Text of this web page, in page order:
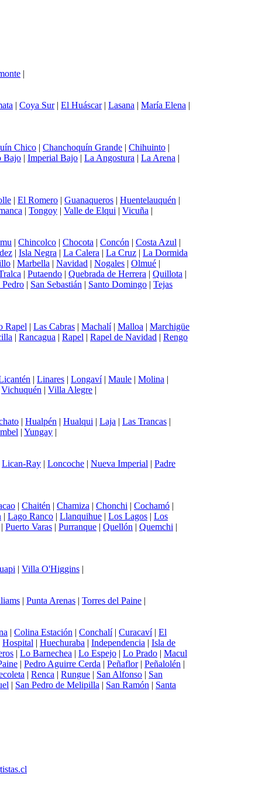
|
| Coya Sur| El Huáscar| Lasana | María Elena |
Chico | Chanchoquín Grande | Chihuinto |
Bajo | Imperial Bajo | La Angostura | La Arena |
| El Romero | Guanaqueros | Huentelauquén |
| Tongoy | Valle de Elqui | Vicuña |
| Chincolco | Chocota | Concón | Costa Azul |
| Isla Negra | La Calera | La Cruz | La Dormida
| Marbella | Navidad | Nogales | Olmué |
| Putaendo | Quebrada de Herrera | Quillota |
Pedro | San Sebastián | Santo Domingo | Tejas
Rapel | Las Cabras | Machalí| Malloa | Marchigüe
| Rancagua | Rapel | Rapel de Navidad | Rengo
| Linares | Longaví| Maule | Molina |
Vichuquén | Villa Alegre |
| Hualpén | Hualqui | Laja | Las Trancas |
| Yungay |
Lican-Ray | Loncoche | Nueva Imperial | Padre
| Chaitén | Chamiza | Chonchi | Cochamó |
| Lago Ranco | Llanquihue | Los Lagos | Los
Puerto Varas | Purranque | Quellón | Quemchi |
| Villa O'Higgins |
| Punta Arenas | Torres del Paine |
| Colina Estación | Conchalí| Curacaví| El
Hospital | Huechuraba | Independencia | Isla de
| Lo Barnechea | Lo Espejo | Lo Prado | Macul
| Pedro Aguirre Cerda | Peñaflor| Peñalolén |
| Renca | Rungue | San Alfonso | San
| San Pedro de Melipilla | San Ramón | Santa